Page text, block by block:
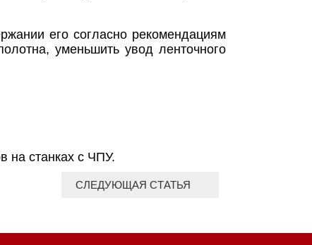
его согласно рекомендациям
уменьшить увод ленточного
на станках с ЧПУ.
СЛЕДУЮЩАЯ СТАТЬЯ